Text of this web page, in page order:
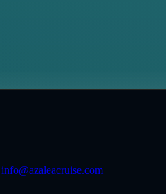
info@azaleacruise.com